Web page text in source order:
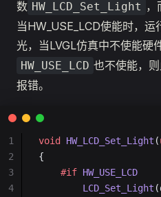
数 HW_LCD_Set_Light ，
当HW_USE_LCD使能时，
光，当LVGL仿真中不使能硬
HW_USE_LCD 也不使能，
报错。
void HW_LCD_Set_Light (
{
	#if
HW_USE_LCD
		LCD_Set_Light
1
2
3
4